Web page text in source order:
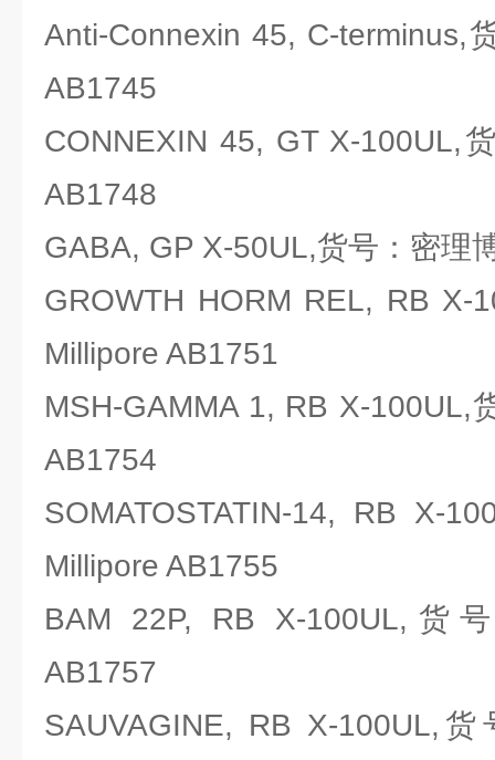
Anti-Connexin 45, C-terminus,
AB1745
CONNEXIN 45, GT X-100UL,
AB1748
GABA, GP X-50UL,货号：密理
GROWTH HORM REL, RB
Millipore AB1751
MSH-GAMMA 1, RB X-100UL,
AB1754
SOMATOSTATIN-14, RB X-
Millipore AB1755
BAM 22P, RB X-100UL,货
AB1757
SAUVAGINE, RB X-100UL,